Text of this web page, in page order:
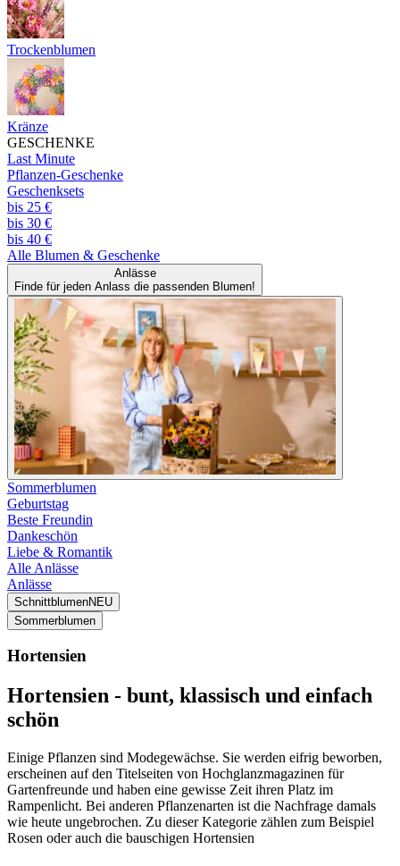
Trockenblumen
Kränze
GESCHENKE
Last Minute
Pflanzen-Geschenke
Geschenksets
bis 25 €
bis 30 €
bis 40 €
Alle Blumen & Geschenke
Anlässe
Finde für jeden Anlass die passenden Blumen!
Sommerblumen
Geburtstag
Beste Freundin
Dankeschön
Liebe & Romantik
Alle Anlässe
Anlässe
SchnittblumenNEU
Sommerblumen
Hortensien
Hortensien - bunt, klassisch und einfach
schön
Einige Pflanzen sind Modegewächse. Sie werden eifrig beworben,
erscheinen auf den Titelseiten von Hochglanzmagazinen für
Gartenfreunde und haben eine gewisse Zeit ihren Platz im
Rampenlicht. Bei anderen Pflanzenarten ist die Nachfrage damals
wie heute ungebrochen. Zu dieser Kategorie zählen zum Beispiel
Rosen oder auch die bauschigen Hortensien